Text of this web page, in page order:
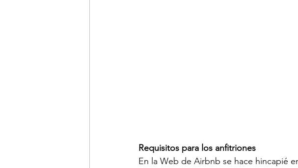
Requisitos para los anfitriones
En la Web de Airbnb se hace hincapié